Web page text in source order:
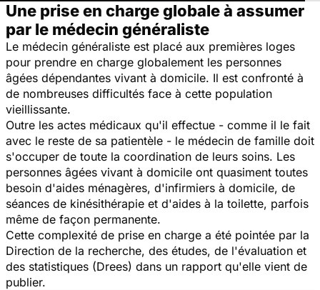
Une prise en charge globale à assumer
par le médecin généraliste
Le médecin généraliste est placé aux premières loges
pour prendre en charge globalement les personnes
âgées dépendantes vivant à domicile. Il est confronté à
de nombreuses difficultés face à cette population
vieillissante.
Outre les actes médicaux qu'il effectue - comme il le fait
avec le reste de sa patientèle - le médecin de famille doit
s'occuper de toute la coordination de leurs soins. Les
personnes âgées vivant à domicile ont quasiment toutes
besoin d'aides ménagères, d'infirmiers à domicile, de
séances de kinésithérapie et d'aides à la toilette, parfois
même de façon permanente.
Cette complexité de prise en charge a été pointée par la
Direction de la recherche, des études, de l'évaluation et
des statistiques (Drees) dans un rapport qu'elle vient de
publier.